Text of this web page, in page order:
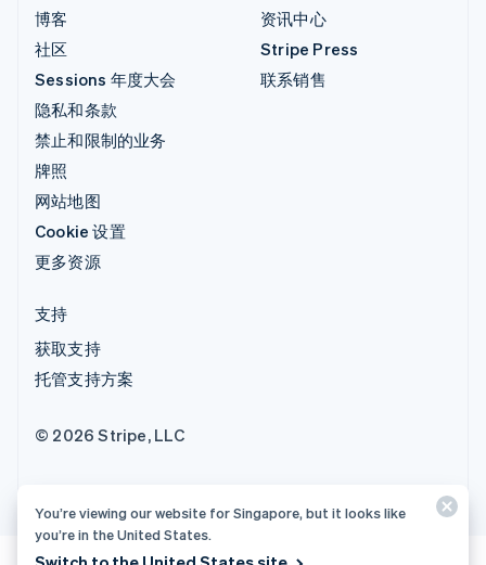
博客
社区
Sessions 年度大会
隐私和条款
禁止和限制的业务
牌照
网站地图
Cookie 设置
更多资源
资讯中心
Stripe Press
联系销售
支持
获取支持
托管支持方案
© 2026 Stripe, LLC
You’re viewing our website for Singapore, but it looks like
you’re in the United States.